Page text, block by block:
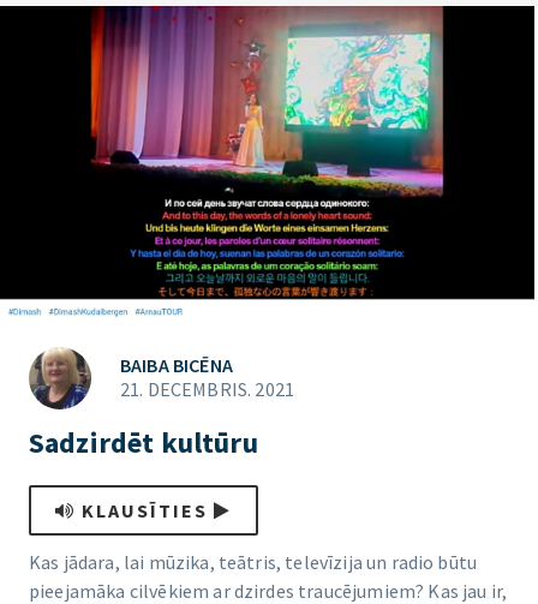
BAIBA BICĒNA
21. DECEMBRIS. 2021
Sadzirdēt kultūru
KLAUSĪTIES
Kas jādara, lai mūzika, teātris, televīzija un radio būtu
pieejamāka cilvēkiem ar dzirdes traucējumiem? Kas jau ir,